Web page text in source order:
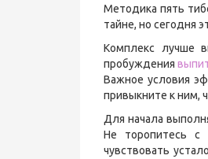
Методика пять
тайне, но сегодня
Комплекс лучше
пробуждения
Важное условия
привыкните к ним,
Для начала
Не торопитесь с
чувствовать